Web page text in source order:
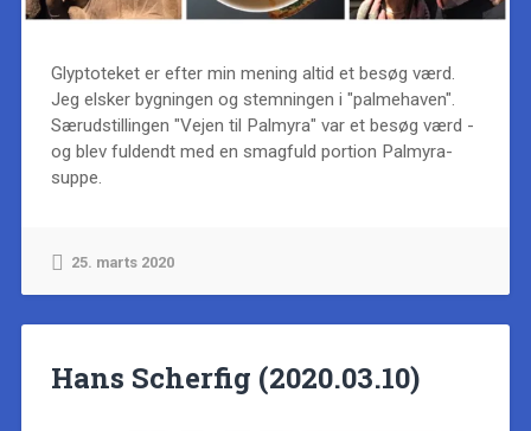
Glyptoteket er efter min mening altid et besøg værd.
Jeg elsker bygningen og stemningen i "palmehaven".
Særudstillingen "Vejen til Palmyra" var et besøg værd -
og blev fuldendt med en smagfuld portion Palmyra-
suppe.
25. marts 2020
Hans Scherfig (2020.03.10)